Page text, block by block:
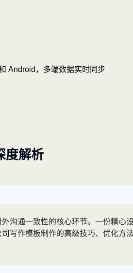
Android，多端数据实时同步
度解析
沟通一致性的核心环节。一份精
写作模板制作的高级技巧、优化